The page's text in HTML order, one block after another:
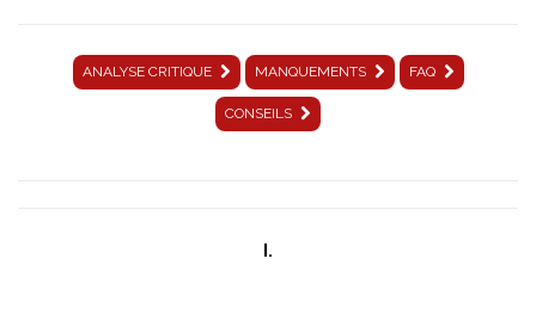
décembreANALYSE CRITIQUE MANQUEMENTS FAQ
CONSEILS
I.